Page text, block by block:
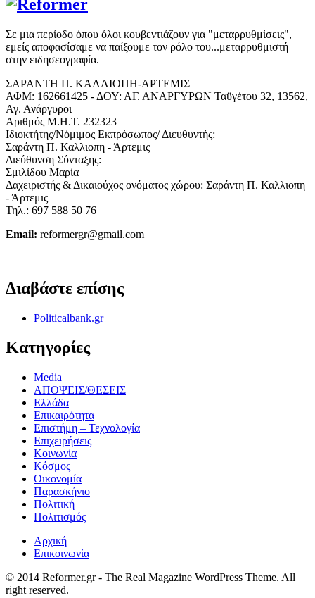
Σε μια περίοδο όπου όλοι κουβεντιάζουν για "μεταρρυθμίσεις",
εμείς αποφασίσαμε να παίξουμε τον ρόλο του...μεταρρυθμιστή
στην ειδησεογραφία.
ΣΑΡΑΝΤΗ Π. ΚΑΛΛΙΟΠΗ-ΑΡΤΕΜΙΣ
ΑΦΜ: 162661425 - ΔΟΥ: ΑΓ. ΑΝΑΡΓΥΡΩΝ Ταϋγέτου 32, 13562,
Αγ. Ανάργυροι
Αριθμός Μ.Η.Τ. 232323
Ιδιοκτήτης/Νόμιμος Εκπρόσωπος/ Διευθυντής:
Σαράντη Π. Καλλιοπη - Άρτεμις
Διεύθυνση Σύνταξης:
Σμιλίδου Μαρία
Δαχειριστής & Δικαιούχος ονόματος χώρου: Σαράντη Π. Καλλιοπη
- Άρτεμις
Τηλ.: 697 588 50 76
Email: reformergr@gmail.com
Διαβάστε επίσης
Politicalbank.gr
Κατηγορίες
Media
ΑΠΟΨΕΙΣ/ΘΕΣΕΙΣ
Ελλάδα
Επικαιρότητα
Επιστήμη – Τεχνολογία
Επιχειρήσεις
Κοινωνία
Κόσμος
Οικονομία
Παρασκήνιο
Πολιτική
Πολιτισμός
Αρχική
Επικοινωνία
© 2014 Reformer.gr - The Real Magazine WordPress Theme. All
right reserved.